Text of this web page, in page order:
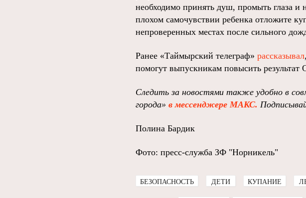
необходимо принять душ, промыть глаза
плохом самочувствии ребенка отложите
непроверенных местах после сильного
Ранее «Таймырский телеграф» рассказывал
помогут выпускникам повысить
Следить за новостями также удобно в
города» в мессенджере МАКС.
Полина Бардик
Фото: пресс-служба ЗФ "Норникель"
БЕЗОПАСНОСТЬ ДЕТИ КУПАНИЕ